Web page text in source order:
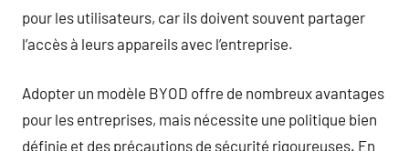
pour les utilisateurs, car ils doivent souvent partager
l’accès à leurs appareils avec l’entreprise.
Adopter un modèle BYOD offre de nombreux avantages
pour les entreprises, mais nécessite une politique bien
définie et des précautions de sécurité rigoureuses. En